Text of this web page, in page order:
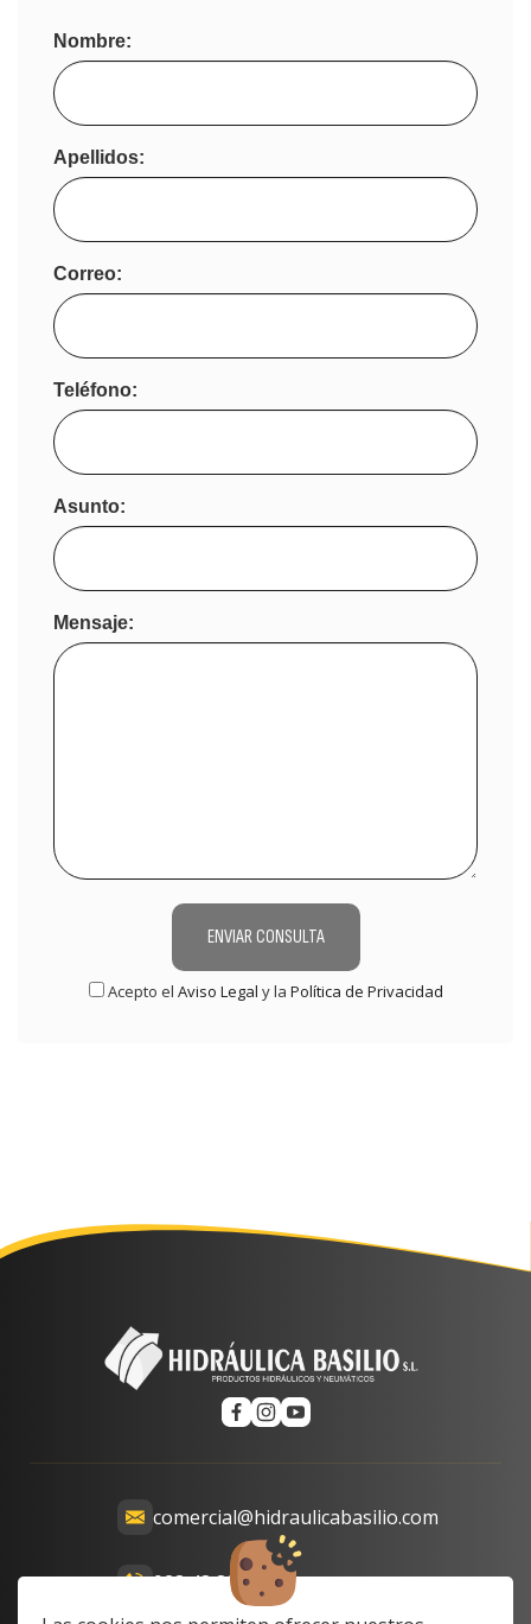
Nombre:
Apellidos:
Correo:
Teléfono:
Asunto:
Mensaje:
ENVIAR CONSULTA
Acepto el Aviso Legal y la Política de Privacidad
comercial@hidraulicabasilio.com
928 48 89 99
Calle Prof. Lozano, 13-15,